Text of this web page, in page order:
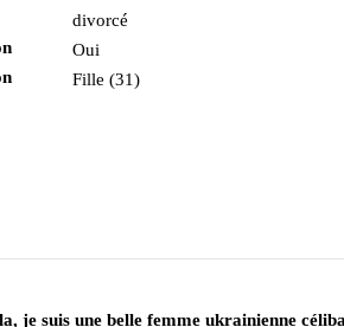
divorcé
Oui
Fille (31)
je suis une belle femme ukrainienne